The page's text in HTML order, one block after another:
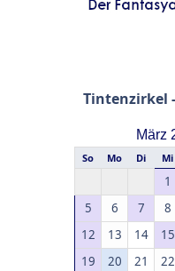
Tintenzirkel
März
So Mo Di Mi
1
5
6 7 8
12
13 14 15
19
20 21 22